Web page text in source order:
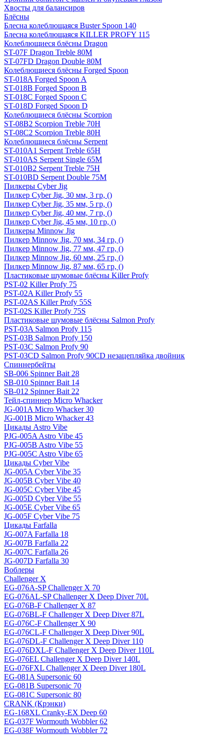
Хвосты для балансиров
Блёсны
Блесна колеблющаяся Buster Spoon 140
Блесна колеблющаяся KILLER PROFY 115
Колеблющиеся блёсны Dragon
ST-07F Dragon Treble 80M
ST-07FD Dragon Double 80M
Колеблющиеся блёсны Forged Spoon
ST-018A Forged Spoon A
ST-018B Forged Spoon B
ST-018C Forged Spoon C
ST-018D Forged Spoon D
Колеблющиеся блёсны Scorpion
ST-08B2 Scorpion Treble 70H
ST-08C2 Scorpion Treble 80H
Колеблющиеся блёсны Serpent
ST-010A1 Serpent Treble 65H
ST-010AS Serpent Single 65M
ST-010B2 Serpent Treble 75H
ST-010BD Serpent Double 75M
Пилкеры Cyber Jig
Пилкер Cyber Jig, 30 мм, 3 гр, ()
Пилкер Cyber Jig, 35 мм, 5 гр, ()
Пилкер Cyber Jig, 40 мм, 7 гр, ()
Пилкер Cyber Jig, 45 мм, 10 гр, ()
Пилкеры Minnow Jig
Пилкер Minnow Jig, 70 мм, 34 гр, ()
Пилкер Minnow Jig, 77 мм, 47 гр, ()
Пилкер Minnow Jig, 60 мм, 25 гр, ()
Пилкер Minnow Jig, 87 мм, 65 гр, ()
Пластиковые шумовые блёсны Killer Profy
PST-02 Killer Profy 75
PST-02A Killer Profy 55
PST-02AS Killer Profy 55S
PST-02S Killer Profy 75S
Пластиковые шумовые блёсны Salmon Profy
PST-03A Salmon Profy 115
PST-03B Salmon Profy 150
PST-03C Salmon Profy 90
PST-03CD Salmon Profy 90CD незацепляйка двойник
Спиннербейты
SB-006 Spinner Bait 28
SB-010 Spinner Bait 14
SB-012 Spinner Bait 22
Тейл-спиннер Micro Whacker
JG-001A Micro Whacker 30
JG-001B Micro Whacker 43
Цикады Astro Vibe
PJG-005A Astro Vibe 45
PJG-005B Astro Vibe 55
PJG-005C Astro Vibe 65
Цикады Cyber Vibe
JG-005A Cyber Vibe 35
JG-005B Cyber Vibe 40
JG-005C Cyber Vibe 45
JG-005D Cyber Vibe 55
JG-005E Cyber Vibe 65
JG-005F Cyber Vibe 75
Цикады Farfalla
JG-007A Farfalla 18
JG-007B Farfalla 22
JG-007C Farfalla 26
JG-007D Farfalla 30
Воблеры
Challenger X
EG-076A-SP Challenger X 70
EG-076AL-SP Challenger X Deep Diver 70L
EG-076B-F Challenger X 87
EG-076BL-F Challenger X Deep Diver 87L
EG-076C-F Challenger X 90
EG-076CL-F Challenger X Deep Diver 90L
EG-076DL-F Challenger X Deep Diver 110
EG-076DXL-F Challenger X Deep Diver 110L
EG-076EL Challenger X Deep Diver 140L
EG-076FXL Challenger X Deep Diver 180L
EG-081A Supersonic 60
EG-081B Supersonic 70
EG-081C Supersonic 80
CRANK (Крэнки)
EG-168XL Cranky-EX Deep 60
EG-037F Wormouth Wobbler 62
EG-038F Wormouth Wobbler 72